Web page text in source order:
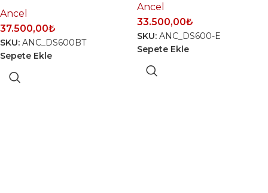
Ancel
37.500,00₺
SKU: ANC_DS600BT
Sepete Ekle
Ancel
33.500,00₺
SKU: ANC_DS600-E
Sepete Ekle